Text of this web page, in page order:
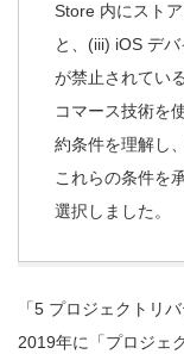
Store 内にスト
と、(iii) iOS デ
が禁止されてい
コマース技術を
約条件を理解し
これらの条件を
選択しました。
「5 プロジェクトリ
2019年に「プロジェ